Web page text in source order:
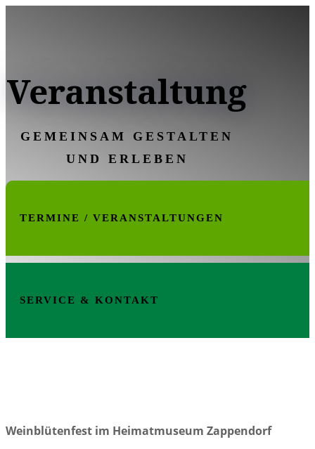
Veranstaltung
GEMEINSAM GESTALTEN
UND ERLEBEN
TERMINE / VERANSTALTUNGEN
SERVICE & KONTAKT
Weinblütenfest im Heimatmuseum Zappendorf